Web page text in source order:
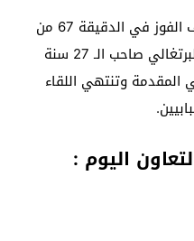
من خط هدف الفوز في الدقيقة 67 من
المباراة عن طريق مدافع الفريق البرتغالي صاحب الـ 27 سنة
المقدمة وتنتهي اللقاء
اليوم :